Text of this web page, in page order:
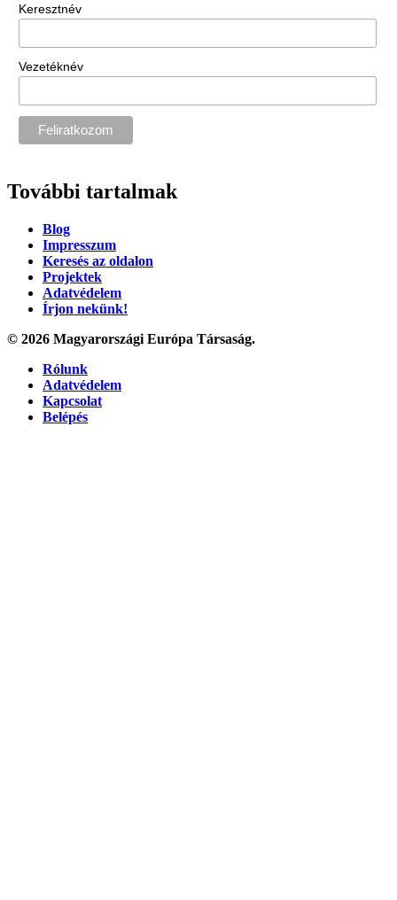
Keresztnév
Vezetéknév
További tartalmak
Blog
Impresszum
Keresés az oldalon
Projektek
Adatvédelem
Írjon nekünk!
© 2026 Magyarországi Európa Társaság.
Rólunk
Adatvédelem
Kapcsolat
Belépés